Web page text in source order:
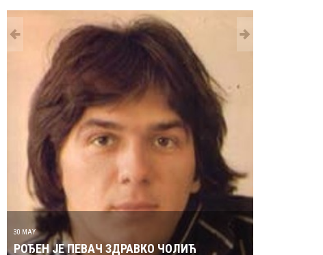
30 MAY
РОЂЕН ЈЕ ПЕВАЧ ЗДРАВКО ЧОЛИЋ